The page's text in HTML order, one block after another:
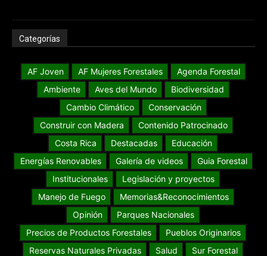
Categorías
AF Joven AF Mujeres Forestales
Agenda Forestal
Ambiente
Aves del Mundo
Biodiversidad
Cambio Climático
Conservación
Construir con Madera
Contenido Patrocinado
Costa Rica
Destacadas
Educación
Energías Renovables
Galería de videos
Guia Forestal
Institucionales
Legislación y proyectos
Manejo de Fuego
Memorias&Reconocimientos
Opinión
Parques Nacionales
Precios de Productos Forestales
Pueblos Originarios
Reservas Naturales Privadas
Salud
Sur Forestal